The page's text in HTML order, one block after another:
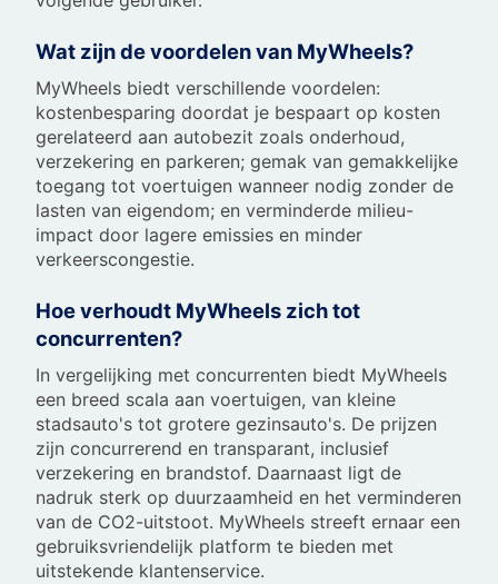
Wat zijn de voordelen van MyWheels?
MyWheels biedt verschillende voordelen:
kostenbesparing doordat je bespaart op kosten
gerelateerd aan autobezit zoals onderhoud,
verzekering en parkeren; gemak van gemakkelijke
toegang tot voertuigen wanneer nodig zonder de
lasten van eigendom; en verminderde milieu-
impact door lagere emissies en minder
verkeerscongestie.
Hoe verhoudt MyWheels zich tot
concurrenten?
In vergelijking met concurrenten biedt MyWheels
een breed scala aan voertuigen, van kleine
stadsauto's tot grotere gezinsauto's. De prijzen
zijn concurrerend en transparant, inclusief
verzekering en brandstof. Daarnaast ligt de
nadruk sterk op duurzaamheid en het verminderen
van de CO2-uitstoot. MyWheels streeft ernaar een
gebruiksvriendelijk platform te bieden met
uitstekende klantenservice.